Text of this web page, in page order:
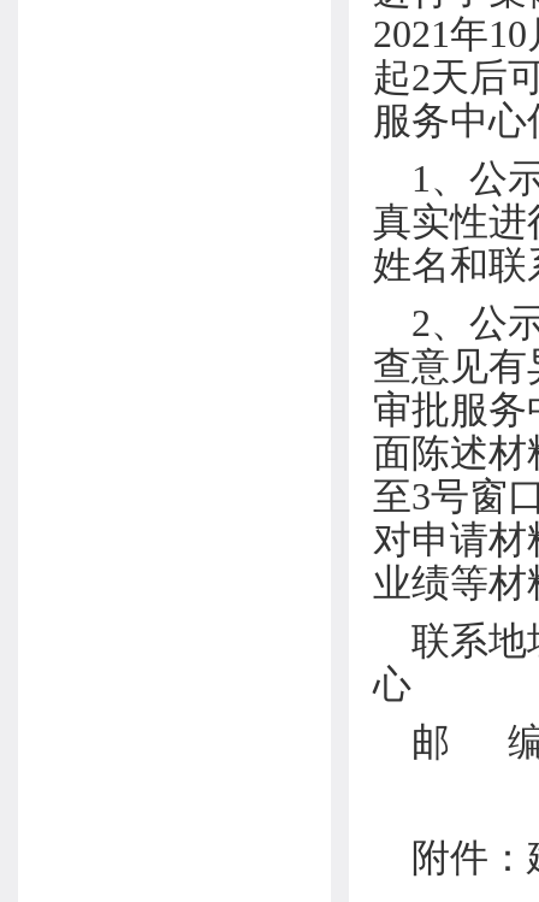
2021年
起2天后
服务中
1、公
真实性进
姓名和
2、公
查意见有
审批服
面陈述
至3号窗
对申请材
业绩等
联系地
心
邮
附件